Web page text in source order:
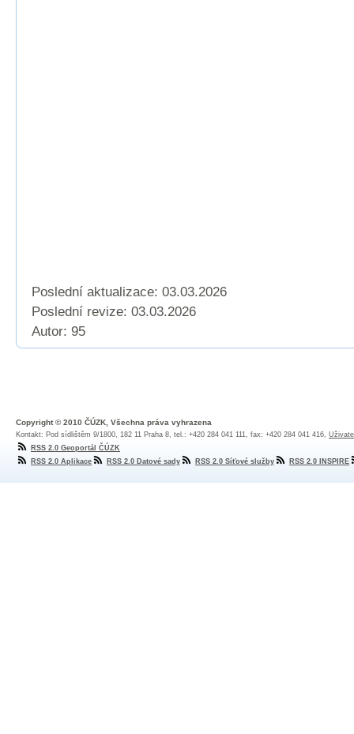
Poslední aktualizace: 03.03.2026
Poslední revize: 03.03.2026
Autor: 95
Copyright © 2010 ČÚZK, Všechna práva vyhrazena
Kontakt: Pod sídlištěm 9/1800, 182 11 Praha 8, tel.: +420 284 041 111, fax: +420 284 041 416,
RSS 2.0 Geoportál ČÚZK
RSS 2.0 Aplikace
RSS 2.0 Datové sady RSS 2.0 Síťové služby RSS 2.0 INSPIRE